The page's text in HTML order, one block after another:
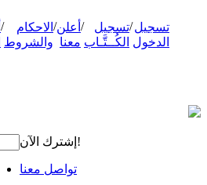
تسجيل
الدخول
/تسجيل
الكُــتَّـاب
/ أعلن
معنا
/ الاحكام
والشروط
/
إشترك الآن!
تواصل معنا